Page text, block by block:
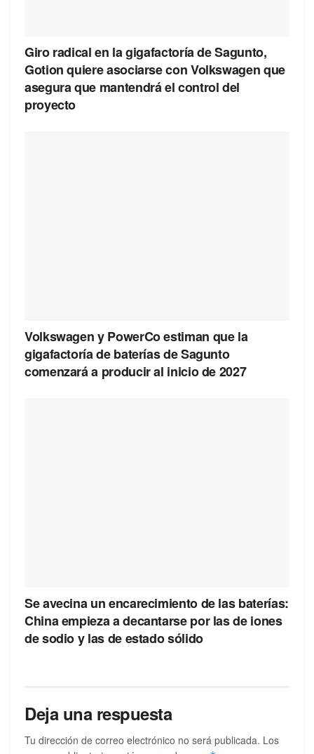
Giro radical en la gigafactoría de Sagunto,
Gotion quiere asociarse con Volkswagen que
asegura que mantendrá el control del
proyecto
Volkswagen y PowerCo estiman que la
gigafactoría de baterías de Sagunto
comenzará a producir al inicio de 2027
Se avecina un encarecimiento de las baterías:
China empieza a decantarse por las de iones
de sodio y las de estado sólido
Deja una respuesta
Tu dirección de correo electrónico no será publicada. Los